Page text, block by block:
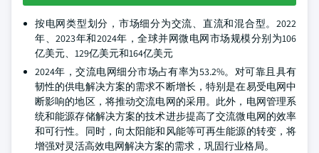
按电网类型划分，市场细分为交流、直流和混合型。2022
年、2023年和2024年，全球并网微电网市场规模分别为106
亿美元、129亿美元和164亿美元
2024年，交流电网细分市场占有率为53.2%。对可靠且具有
韧性的供电解决方案的需求不断增长，特别是在易受电网中
断影响的地区，将推动交流电网的采用。此外，电网管理系
统和能源存储解决方案的技术进步提高了交流微电网的效率
和可行性。同时，向太阳能和风能等可再生能源的转变，将
增强对灵活高效电网解决方案的需求，巩固行业格局。